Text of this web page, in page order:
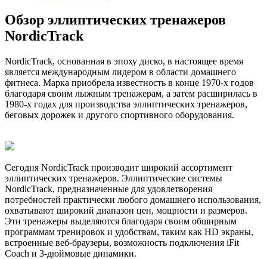
Обзор эллиптических тренажеров
NordicTrack
NordicTrack, основанная в эпоху диско, в настоящее время
является международным лидером в области домашнего
фитнеса. Марка приобрела известность в конце 1970-х годов
благодаря своим лыжным тренажерам, а затем расширилась в
1980-х годах для производства эллиптических тренажеров,
беговых дорожек и другого спортивного оборудования.
Сегодня NordicTrack производит широкий ассортимент
эллиптических тренажеров. Эллиптические системы
NordicTrack, предназначенные для удовлетворения
потребностей практически любого домашнего использования,
охватывают широкий диапазон цен, мощности и размеров.
Эти тренажеры выделяются благодаря своим обширным
программам тренировок и удобствам, таким как HD экраны,
встроенные веб-браузеры, возможность подключения iFit
Coach и 3-дюймовые динамики.